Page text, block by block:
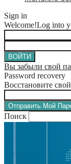
Sign in
Welcome!Log into
Вы забыли свой
Password recovery
Восстановите
Поиск